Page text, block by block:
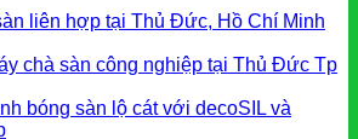
liên hợp tại Thủ Đức, Hồ Chí Minh
chà sàn công nghiệp tại Thủ Đức Tp
bóng sàn lộ cát với decoSIL và